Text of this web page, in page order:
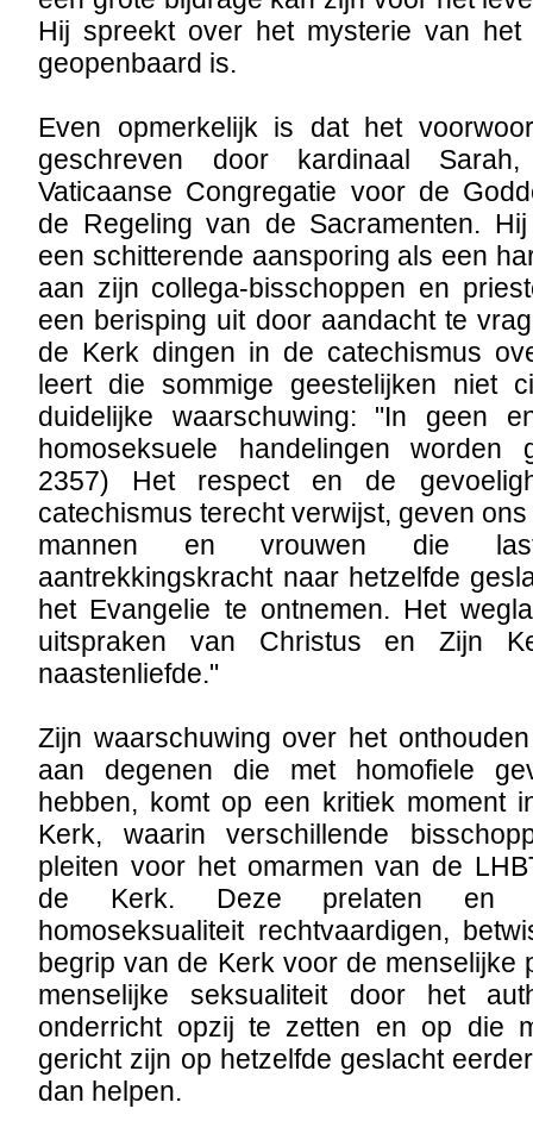
Hij spreekt over het mysterie van
geopenbaard is.
Even opmerkelijk is dat het
geschreven door kardinaal
Vaticaanse Congregatie voor de
de Regeling van de Sacramenten.
een schitterende aansporing als een
aan zijn collega-bisschoppen en
een berisping uit door aandacht te
de Kerk dingen in de catechismus
leert die sommige geestelijken niet
duidelijke waarschuwing: "In geen
homoseksuele handelingen worden
2357) Het respect en de
catechismus terecht verwijst, geven
mannen en vrouwen die
aantrekkingskracht naar hetzelfde
het Evangelie te ontnemen. Het
uitspraken van Christus en Zijn
naastenliefde."
Zijn waarschuwing over het
aan degenen die met homofiele
hebben, komt op een kritiek moment
Kerk, waarin verschillende
pleiten voor het omarmen van de
de Kerk. Deze prelaten en
homoseksualiteit rechtvaardigen,
begrip van de Kerk voor de menselijke
menselijke seksualiteit door het
onderricht opzij te zetten en op die
gericht zijn op hetzelfde geslacht
dan helpen.